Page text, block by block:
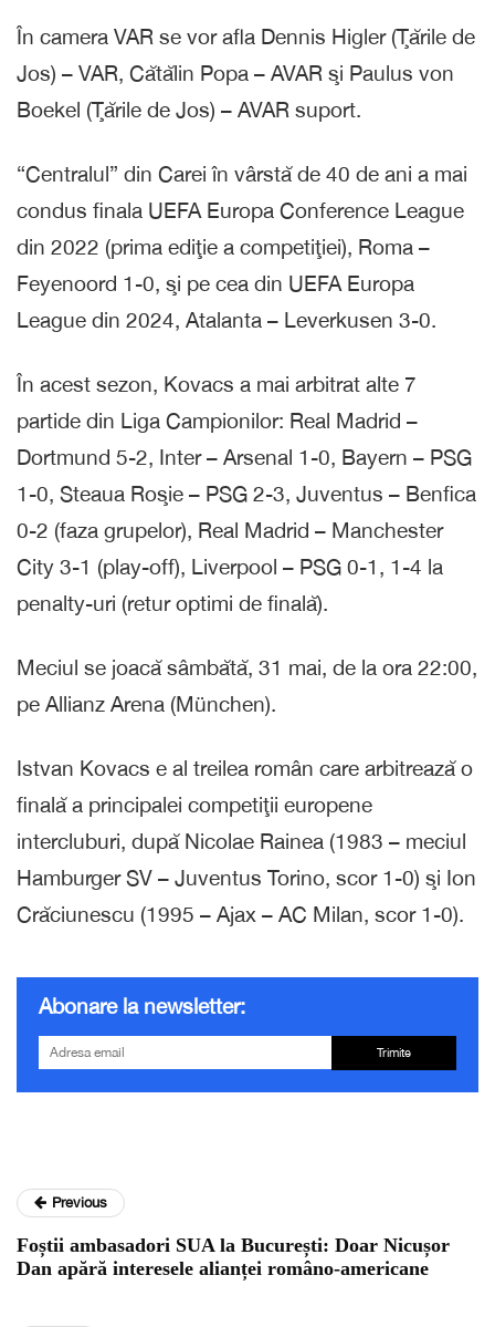
În camera VAR se vor afla Dennis Higler (Ţările de
Jos) – VAR, Cătălin Popa – AVAR şi Paulus von
Boekel (Ţările de Jos) – AVAR suport.
“Centralul” din Carei în vârstă de 40 de ani a mai
condus finala UEFA Europa Conference League
din 2022 (prima ediţie a competiţiei), Roma –
Feyenoord 1-0, şi pe cea din UEFA Europa
League din 2024, Atalanta – Leverkusen 3-0.
În acest sezon, Kovacs a mai arbitrat alte 7
partide din Liga Campionilor: Real Madrid –
Dortmund 5-2, Inter – Arsenal 1-0, Bayern – PSG
1-0, Steaua Roşie – PSG 2-3, Juventus – Benfica
0-2 (faza grupelor), Real Madrid – Manchester
City 3-1 (play-off), Liverpool – PSG 0-1, 1-4 la
penalty-uri (retur optimi de finală).
Meciul se joacă sâmbătă, 31 mai, de la ora 22:00,
pe Allianz Arena (München).
Istvan Kovacs e al treilea român care arbitrează o
finală a principalei competiţii europene
intercluburi, după Nicolae Rainea (1983 – meciul
Hamburger SV – Juventus Torino, scor 1-0) şi Ion
Crăciunescu (1995 – Ajax – AC Milan, scor 1-0).
Abonare la newsletter:
Trimite
Previous
Foștii ambasadori SUA la București: Doar Nicușor
Dan apără interesele alianței româno-americane